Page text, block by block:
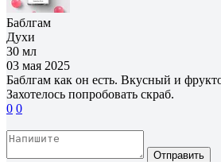
Баблгам
Духи
30 мл
03 мая 2025
Баблгам как он есть. Вкусный и
Захотелось попробовать скраб.
0 0
Отправить